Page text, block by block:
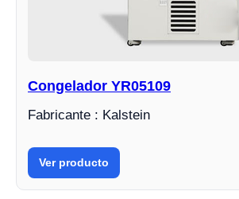
Congelador YR05109
Fabricante : Kalstein
Ver producto